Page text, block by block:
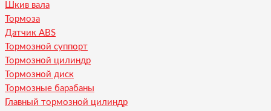
Шкив вала
Тормоза
Датчик ABS
Тормозной суппорт
Тормозной цилиндр
Тормозной диск
Тормозные барабаны
Главный тормозной цилиндр